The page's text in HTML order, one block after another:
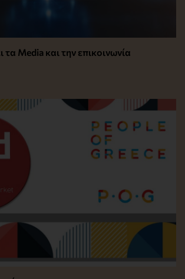
Media και την επικοινωνία